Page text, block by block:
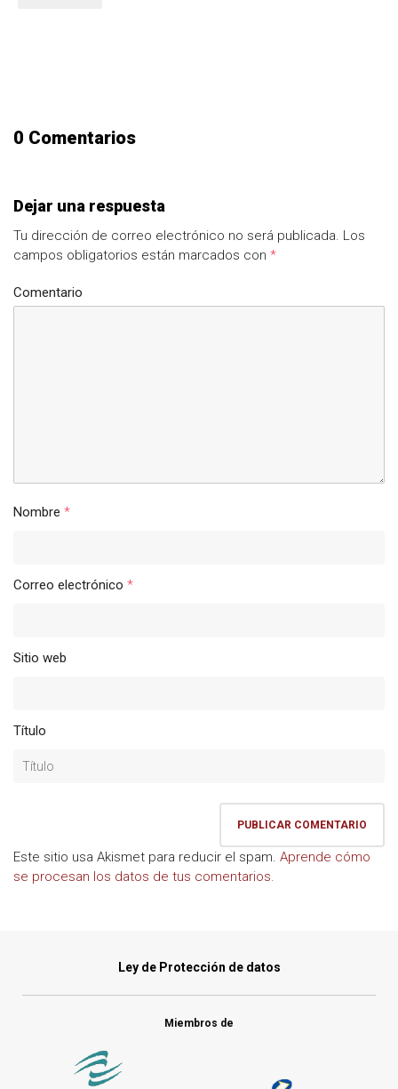
0 Comentarios
Dejar una respuesta
Tu dirección de correo electrónico no será publicada. Los
campos obligatorios están marcados con *
Comentario
Nombre *
Correo electrónico *
Sitio web
Título
Este sitio usa Akismet para reducir el spam. Aprende cómo
se procesan los datos de tus comentarios.
Ley de Protección de datos
Miembros de